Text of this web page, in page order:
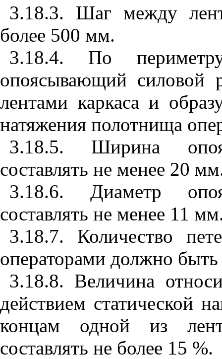
3.18.3. Шаг между
более 500 мм.
3.18.4. По
опоясывающий силовой
лентами каркаса и
натяжения полотнища
3.18.5. Ширина
составлять не менее 20
3.18.6. Диаметр
составлять не менее 11
3.18.7. Количество
операторами должно
3.18.8. Величина
действием статической
концам одной из
составлять не более 15 %.